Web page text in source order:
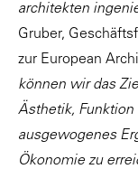
architekten
Gruber,
zur European
können wir das
Ästhetik,
ausgewogenes
Ökonomie zu